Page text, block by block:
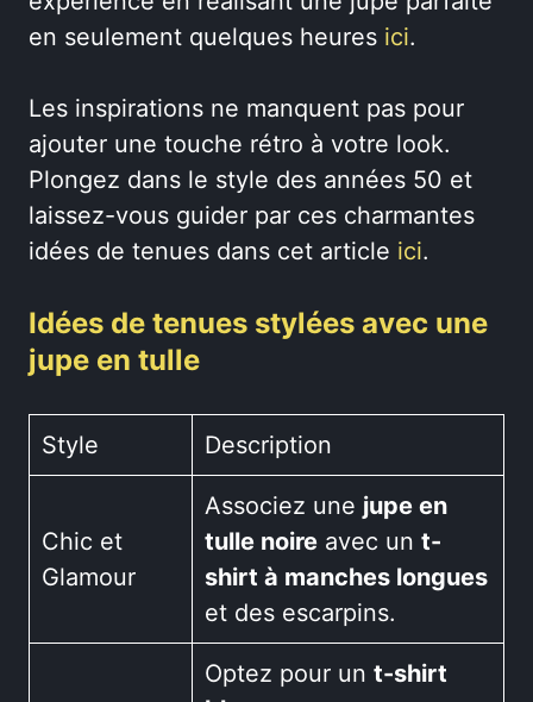
en seulement quelques heures ici.
Les inspirations ne manquent pas pour
ajouter une touche rétro à votre look.
Plongez dans le style des années 50 et
laissez-vous guider par ces charmantes
idées de tenues dans cet article ici.
Idées de tenues stylées avec une
jupe en tulle
Style Description
Chic et
Glamour
Associez une jupe en
tulle noire avec un t-
shirt à manches longues
et des escarpins.
Optez pour un t-shirt